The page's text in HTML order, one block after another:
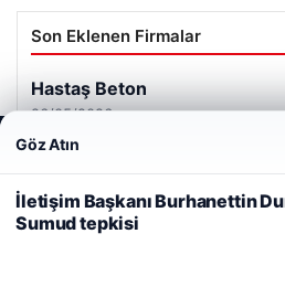
Son Eklenen Firmalar
Web sitemizi nasıl kullandığınızı
deneyiminizi kişiselleştirmek ve
kullanıyoruz.
Çerez Politikamız
Reddet
Göz Atın
İletişim Başkanı Burhanettin
Sumud tepkisi